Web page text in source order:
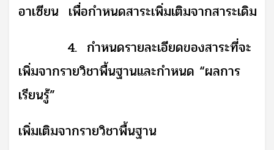
อาเซียน เพื่อกำหนดสาระเพิ่มเติมจากสาระเดิม
4. กำหนดรายละเอียดของสาระที่จะ
เพิ่มจากรายวิชาพื้นฐานและกำหนด “ผลการ
เรียนรู้”
เพิ่มเติมจากรายวิชาพื้นฐาน